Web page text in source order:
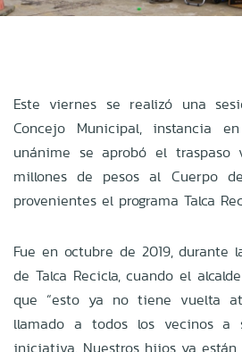
Este viernes se realizó una
Concejo Municipal, instancia
unánime se aprobó el traspaso
millones de pesos al Cuerpo
provenientes el programa Talca
Fue en octubre de 2019,
de Talca Recicla, cuando el
que “esto ya no tiene vuelta
llamado a todos los vecinos a
iniciativa. Nuestros hijos ya